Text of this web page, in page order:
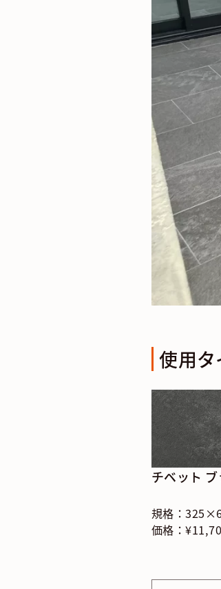
使用タ
チベット
規格：
価格：